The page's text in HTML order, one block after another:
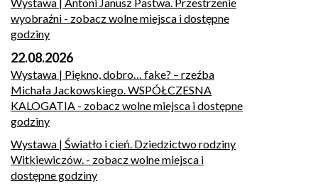
wyobraźni - zobacz wolne miejsca i dostępne
godziny
22.08.2026
Wystawa | Piękno, dobro… fake? – rzeźba
Michała Jackowskiego. WSPÓŁCZESNA
KALOGATIA - zobacz wolne miejsca i dostępne
godziny
Wystawa | Światło i cień. Dziedzictwo rodziny
Witkiewiczów. - zobacz wolne miejsca i
dostępne godziny